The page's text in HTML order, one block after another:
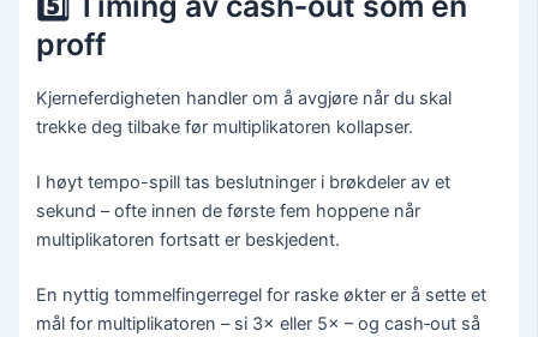
proff
Kjerneferdigheten handler om å avgjøre når du skal
trekke deg tilbake før multiplikatoren kollapser.
I høyt tempo-spill tas beslutninger i brøkdeler av et
sekund – ofte innen de første fem hoppene når
multiplikatoren fortsatt er beskjedent.
En nyttig tommelfingerregel for raske økter er å sette et
mål for multiplikatoren – si 3× eller 5× – og cash‑out så